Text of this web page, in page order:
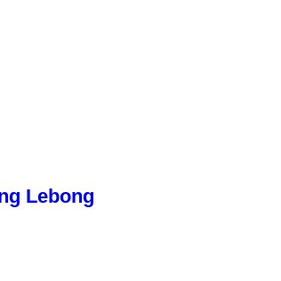
Lebong